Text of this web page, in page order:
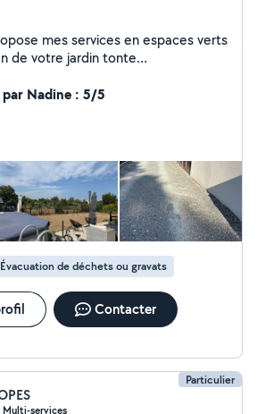
mes services en espaces verts
de votre jardin tonte
aussi , déménagement ,
multi services ) n'hésiter pas
Nadine : 5/5
Évacuation de déchets ou gravats
Contacter
Particulier
services